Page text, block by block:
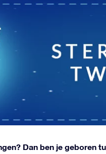
Dan ben je geboren